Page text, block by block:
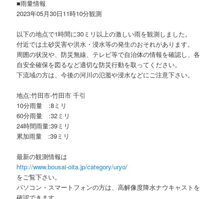
■雨量情報
2023年05月30日11時10分観測
以下の地点で1時間に30ミリ以上の激しい雨を観測しました。
付近では土砂災害や洪水・浸水等の発生のおそれがあります。
周囲の状況や、防災無線、テレビ等で自治体の情報を確認し、各
自安全確保を図るなど適切な防災行動を取ってください。
下流域の方は、今後の河川の氾濫や浸水などにご注意下さい。
地点:竹田市-竹田市 千引
10分雨量 :8ミリ
60分雨量 :32ミリ
24時間雨量:39ミリ
累加雨量 :39ミリ
最新の観測情報は
http://www.bousai-oita.jp/category/uryo/
をご覧下さい。
パソコン・スマートフォンの方は、高解像度降水ナウキャストを